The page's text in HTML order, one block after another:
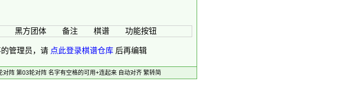
方 黑方团体 备注 棋谱 功能按钮
管理员，请 点此登录棋谱仓库 后再编辑
对阵 第03轮对阵 名字有空格的可用+连起来 自动对齐 繁转简